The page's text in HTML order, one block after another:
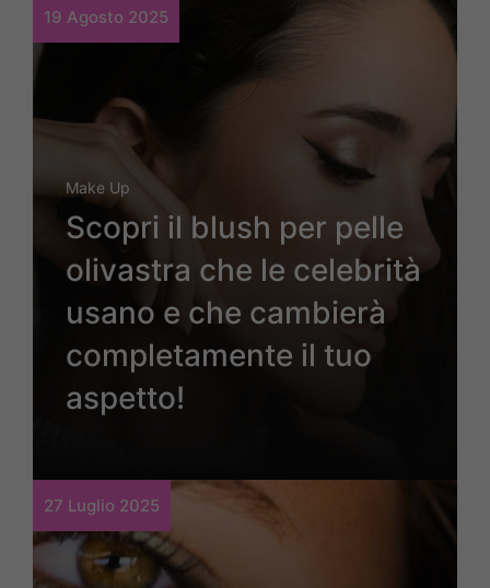
19 Agosto 2025
Make Up
Scopri il blush per pelle
olivastra che le celebrità
usano e che cambierà
completamente il tuo
aspetto!
27 Luglio 2025